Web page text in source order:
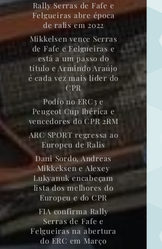
Rally Serras de Fafe e
Felgueiras abre época
de ralis em 2022
Mikkelsen vence Serras
de Fafe e Felgueiras e
está a um passo do
título e Armindo Araújo
é cada vez mais líder do
CPR
Podío no ERC3 e
Peugeot Cup Ibérica e
vencedores do CPR 2RM
ARC SPORT regressa ao
Europeu de Ralis
Dani Sordo, Andreas
Mikkeksen e Alexey
Lukyanuk encabeçam
lista dos melhores do
Europeu e do CPR
FIA confirma Rally
Serras de Fafe e
Felgueiras na abertura
do ERC em Março